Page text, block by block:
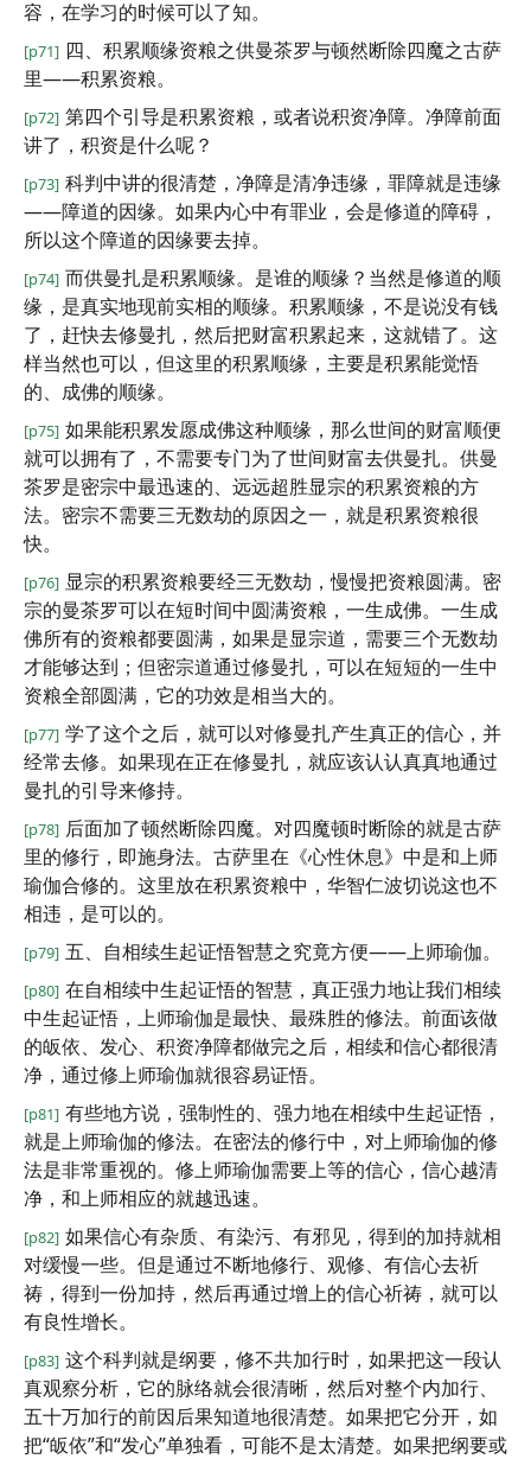
容，在学习的时候可以了知。
[p71] 四、积累顺缘资粮之供曼茶罗与顿然断除四魔之古萨
里——积累资粮。
[p72] 第四个引导是积累资粮，或者说积资净障。净障前面
讲了，积资是什么呢？
[p73] 科判中讲的很清楚，净障是清净违缘，罪障就是违缘
——障道的因缘。如果内心中有罪业，会是修道的障碍，
所以这个障道的因缘要去掉。
[p74] 而供曼扎是积累顺缘。是谁的顺缘？当然是修道的顺
缘，是真实地现前实相的顺缘。积累顺缘，不是说没有钱
了，赶快去修曼扎，然后把财富积累起来，这就错了。这
样当然也可以，但这里的积累顺缘，主要是积累能觉悟
的、成佛的顺缘。
[p75] 如果能积累发愿成佛这种顺缘，那么世间的财富顺便
就可以拥有了，不需要专门为了世间财富去供曼扎。供曼
茶罗是密宗中最迅速的、远远超胜显宗的积累资粮的方
法。密宗不需要三无数劫的原因之一，就是积累资粮很
快。
[p76] 显宗的积累资粮要经三无数劫，慢慢把资粮圆满。密
宗的曼茶罗可以在短时间中圆满资粮，一生成佛。一生成
佛所有的资粮都要圆满，如果是显宗道，需要三个无数劫
才能够达到；但密宗道通过修曼扎，可以在短短的一生中
资粮全部圆满，它的功效是相当大的。
[p77] 学了这个之后，就可以对修曼扎产生真正的信心，并
经常去修。如果现在正在修曼扎，就应该认认真真地通过
曼扎的引导来修持。
[p78] 后面加了顿然断除四魔。对四魔顿时断除的就是古萨
里的修行，即施身法。古萨里在《心性休息》中是和上师
瑜伽合修的。这里放在积累资粮中，华智仁波切说这也不
相违，是可以的。
[p79] 五、自相续生起证悟智慧之究竟方便——上师瑜伽。
[p80] 在自相续中生起证悟的智慧，真正强力地让我们相续
中生起证悟，上师瑜伽是最快、最殊胜的修法。前面该做
的皈依、发心、积资净障都做完之后，相续和信心都很清
净，通过修上师瑜伽就很容易证悟。
[p81] 有些地方说，强制性的、强力地在相续中生起证悟，
就是上师瑜伽的修法。在密法的修行中，对上师瑜伽的修
法是非常重视的。修上师瑜伽需要上等的信心，信心越清
净，和上师相应的就越迅速。
[p82] 如果信心有杂质、有染污、有邪见，得到的加持就相
对缓慢一些。但是通过不断地修行、观修、有信心去祈
祷，得到一份加持，然后再通过增上的信心祈祷，就可以
有良性增长。
[p83] 这个科判就是纲要，修不共加行时，如果把这一段认
真观察分析，它的脉络就会很清晰，然后对整个内加行、
五十万加行的前因后果知道地很清楚。如果把它分开，如
把“皈依”和“发心”单独看，可能不是太清楚。如果把纲要或